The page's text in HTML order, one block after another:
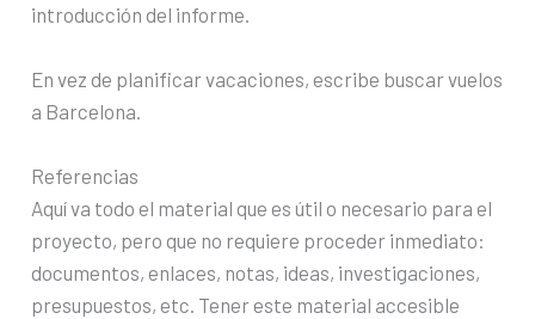
introducción del informe.
En vez de planificar vacaciones, escribe buscar vuelos
a Barcelona.
Referencias
Aquí va todo el material que es útil o necesario para el
proyecto, pero que no requiere proceder inmediato:
documentos, enlaces, notas, ideas, investigaciones,
presupuestos, etc. Tener este material accesible